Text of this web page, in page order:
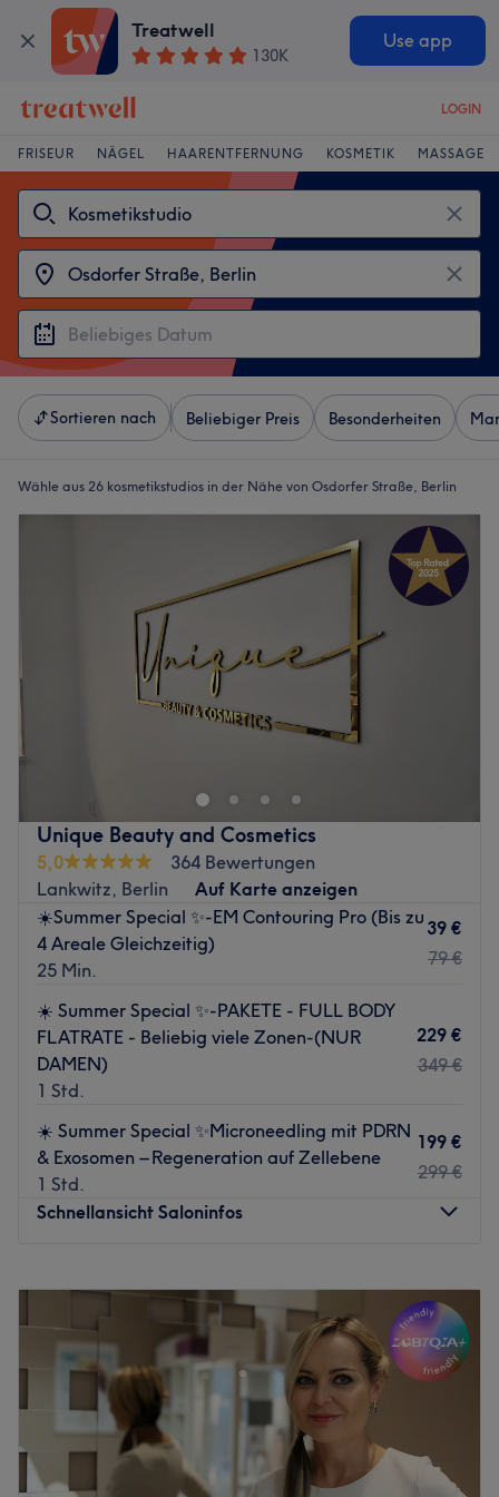
Treatwell
130K
Use app
LOGIN
FRISEUR NÄGEL HAARENTFERNUNG KOSMETIK MASSAGE
Sortieren nach Beliebiger Preis Besonderheiten
Wähle aus 26 kosmetikstudios in der Nähe von Osdorfer Straße, Berlin
Unique Beauty and Cosmetics
5,0
364 Bewertungen
Lankwitz, Berlin
Auf Karte anzeigen
☀️Summer Special ✨-EM Contouring Pro (Bis zu
4 Areale Gleichzeitig)
25 Min.
39 €
79 €
☀️ Summer Special ✨-PAKETE - FULL BODY
FLATRATE - Beliebig viele Zonen-(NUR
DAMEN)
1 Std.
229 €
349 €
☀️ Summer Special ✨Microneedling mit PDRN
& Exosomen – Regeneration auf Zellebene
1 Std.
199 €
299 €
Schnellansicht Saloninfos
Dienstag
18:00
Mittwoch
12:00
18:00
Donnerstag
14:00–18:00
Freitag
10:00 – 18:00
Samstag
10:00
Sonntag
Strahlende und reine Haut zaubert dir das professionelle